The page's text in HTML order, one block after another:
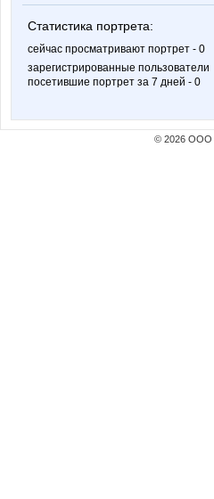
Статистика портрета:
сейчас просматривают портрет - 0
зарегистрированные пользователи
посетившие портрет за 7 дней - 0
© 2026 ООО